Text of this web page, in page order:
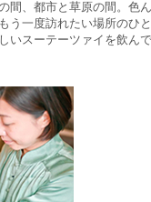
間、都市と草原の間。色
う一度訪れたい場所のひ
いスーテーツァイを飲ん